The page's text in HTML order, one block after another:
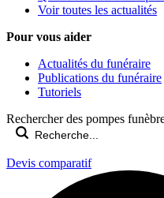
Voir toutes les actualités
Pour vous aider
Actualités du funéraire
Publications du funéraire
Tutoriels
Rechercher des pompes
Devis comparatif